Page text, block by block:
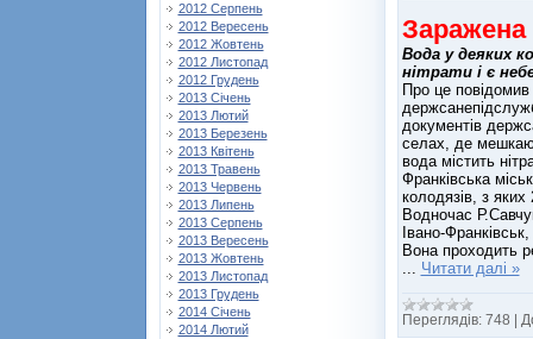
2012 Серпень
2012 Вересень
2012 Жовтень
2012 Листопад
2012 Грудень
2013 Січень
2013 Лютий
2013 Березень
2013 Квітень
2013 Травень
2013 Червень
2013 Липень
2013 Серпень
2013 Вересень
2013 Жовтень
2013 Листопад
2013 Грудень
2014 Січень
2014 Лютий
Заражена
Вода у деяких
нітрати і є
Про це повідомив
документів
селах, де
вода містить
Франківська
колодязів, з
Водночас
Івано-
Вона проходить
... Читати далі »
Переглядів: 748 |